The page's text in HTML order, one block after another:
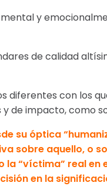
y
de calidad
diferentes con los
de impacto, como
su óptica
sobre aquello, o
la “víctima” real en
en la